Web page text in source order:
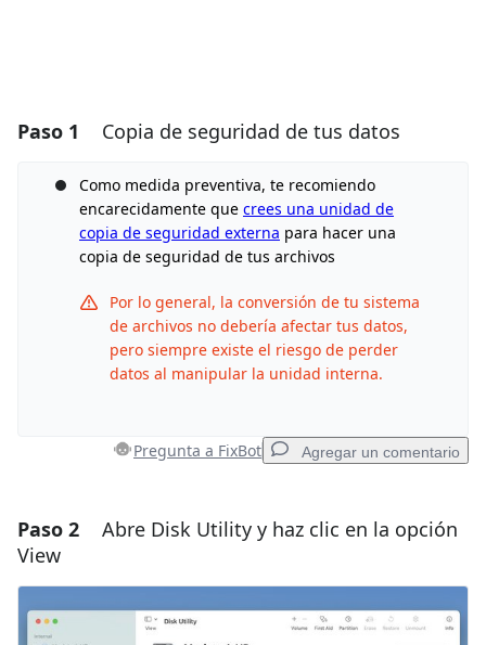
Paso 1 Copia de seguridad de tus datos
Como medida preventiva, te recomiendo
encarecidamente que crees una unidad de
copia de seguridad externa para hacer una
copia de seguridad de tus archivos
Por lo general, la conversión de tu sistema
de archivos no debería afectar tus datos,
pero siempre existe el riesgo de perder
datos al manipular la unidad interna.
Pregunta a FixBot Agregar un comentario
Agregar un comentario
Agregar Comentario
Paso 2
Abre Disk Utility y haz clic en la opción
View